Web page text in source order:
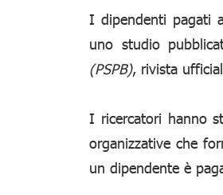
I dipendenti pagati
uno studio
(PSPB), rivista
I ricercatori hanno
organizzative che
un dipendente è